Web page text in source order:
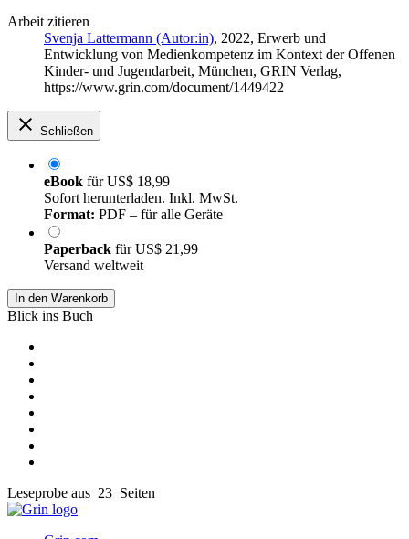
Arbeit zitieren
Svenja Lattermann (Autor:in), 2022, Erwerb und
Entwicklung von Medienkompetenz im Kontext der Offenen
Kinder- und Jugendarbeit, München, GRIN Verlag,
https://www.grin.com/document/1449422
Schließen
eBook fürUS$ 18,99
Sofort herunterladen. Inkl. MwSt.
Format: PDF – für alle Geräte
Paperback fürUS$ 21,99
Versand weltweit
In den Warenkorb
Blick ins Buch
Leseprobe aus 23 Seiten